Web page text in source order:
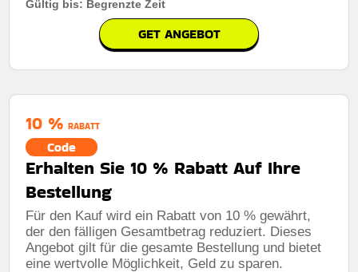
Gültig bis: Begrenzte Zeit
GET ANGEBOT
10 % RABATT
Code
Erhalten Sie 10 % Rabatt Auf Ihre
Bestellung
Für den Kauf wird ein Rabatt von 10 % gewährt,
der den fälligen Gesamtbetrag reduziert. Dieses
Angebot gilt für die gesamte Bestellung und bietet
eine wertvolle Möglichkeit, Geld zu sparen.